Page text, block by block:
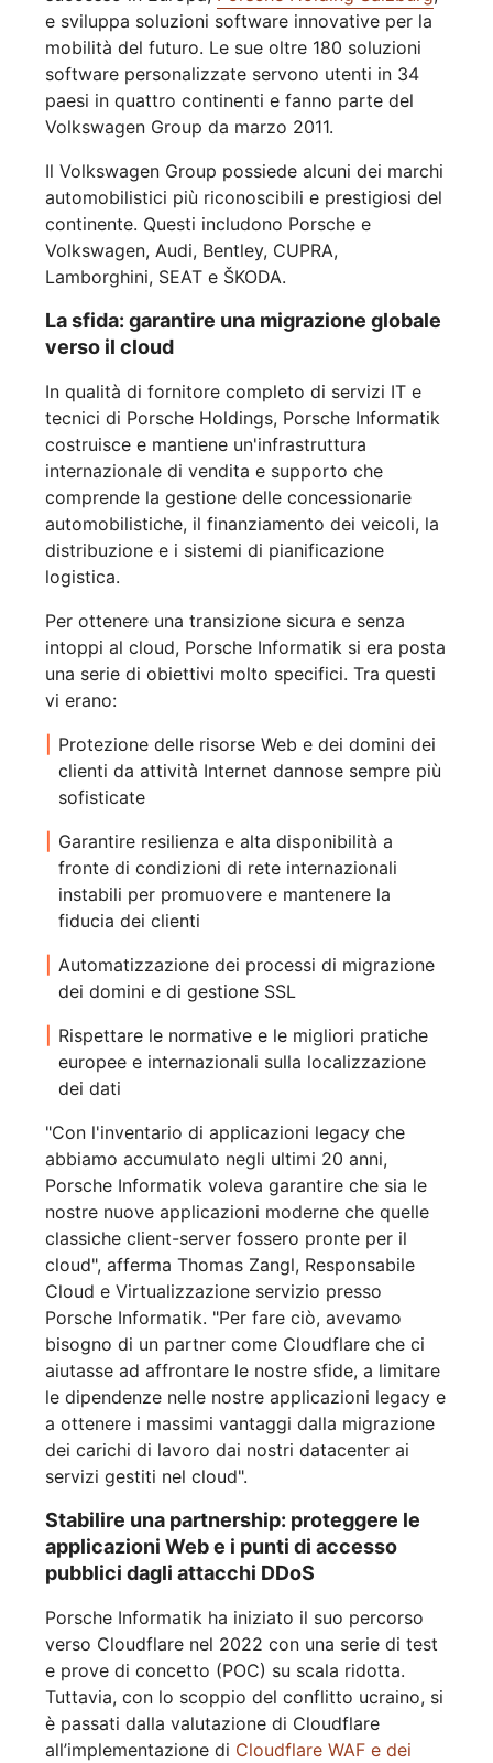
e sviluppa soluzioni software innovative per la
mobilità del futuro. Le sue oltre 180 soluzioni
software personalizzate servono utenti in 34
paesi in quattro continenti e fanno parte del
Volkswagen Group da marzo 2011.
Il Volkswagen Group possiede alcuni dei marchi
automobilistici più riconoscibili e prestigiosi del
continente. Questi includono Porsche e
Volkswagen, Audi, Bentley, CUPRA,
Lamborghini, SEAT e ŠKODA.
La sfida: garantire una migrazione globale
verso il cloud
In qualità di fornitore completo di servizi IT e
tecnici di Porsche Holdings, Porsche Informatik
costruisce e mantiene un'infrastruttura
internazionale di vendita e supporto che
comprende la gestione delle concessionarie
automobilistiche, il finanziamento dei veicoli, la
distribuzione e i sistemi di pianificazione
logistica.
Per ottenere una transizione sicura e senza
intoppi al cloud, Porsche Informatik si era posta
una serie di obiettivi molto specifici. Tra questi
vi erano:
Protezione delle risorse Web e dei domini dei
clienti da attività Internet dannose sempre più
sofisticate
Garantire resilienza e alta disponibilità a
fronte di condizioni di rete internazionali
instabili per promuovere e mantenere la
fiducia dei clienti
Automatizzazione dei processi di migrazione
dei domini e di gestione SSL
Rispettare le normative e le migliori pratiche
europee e internazionali sulla localizzazione
dei dati
"Con l'inventario di applicazioni legacy che
abbiamo accumulato negli ultimi 20 anni,
Porsche Informatik voleva garantire che sia le
nostre nuove applicazioni moderne che quelle
classiche client-server fossero pronte per il
cloud", afferma Thomas Zangl, Responsabile
Cloud e Virtualizzazione servizio presso
Porsche Informatik. "Per fare ciò, avevamo
bisogno di un partner come Cloudflare che ci
aiutasse ad affrontare le nostre sfide, a limitare
le dipendenze nelle nostre applicazioni legacy e
a ottenere i massimi vantaggi dalla migrazione
dei carichi di lavoro dai nostri datacenter ai
servizi gestiti nel cloud".
Stabilire una partnership: proteggere le
applicazioni Web e i punti di accesso
pubblici dagli attacchi DDoS
Porsche Informatik ha iniziato il suo percorso
verso Cloudflare nel 2022 con una serie di test
e prove di concetto (POC) su scala ridotta.
Tuttavia, con lo scoppio del conflitto ucraino, si
è passati dalla valutazione di Cloudflare
all’implementazione di Cloudflare WAF e dei